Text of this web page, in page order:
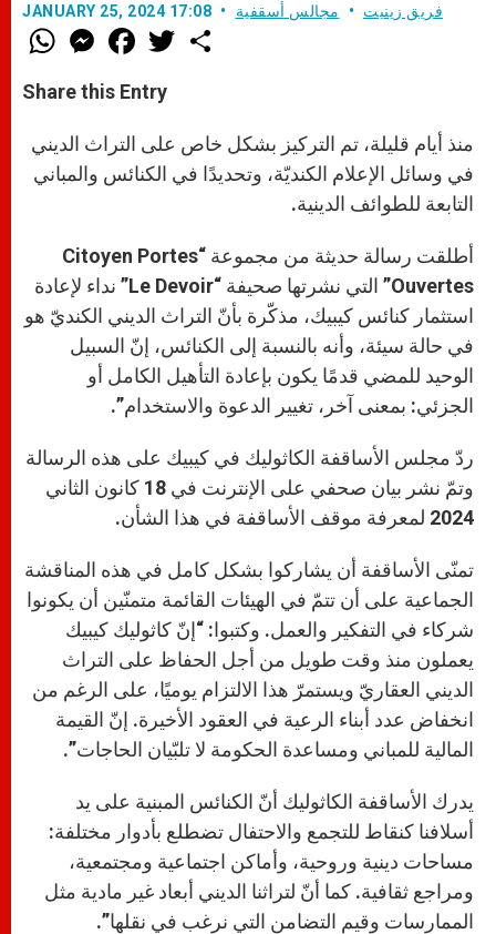
JANUARY 25, 2024 17:08 فريق زينيت مجالس أسقفية
W
h
t
s
p
p
M
e
s
e
g
e
r
F
a
e
b
k
w
Share this Entry
منذ أيام قليلة، تم التركيز بشكل خاص على التراث الديني
في وسائل الإعلام الكنديّة، وتحديدًا في الكنائس والمباني
التابعة للطوائف الدينية.
أطلقت رسالة حديثة من مجموعة “Citoyen Portes
Ouvertes” التي نشرتها صحيفة “Le Devoir” نداء لإعادة
استثمار كنائس كيبيك، مذكّرة بأنّ التراث الديني الكنديّ هو
في حالة سيئة، وأنه بالنسبة إلى الكنائس، إنّ السبيل
الوحيد للمضي قدمًا يكون بإعادة التأهيل الكامل أو
الجزئي: بمعنى آخر، تغيير الدعوة والاستخدام”.
ردّ مجلس الأساقفة الكاثوليك في كيبيك على هذه الرسالة
وتمّ نشر بيان صحفي على الإنترنت في 18 كانون الثاني
2024 لمعرفة موقف الأساقفة في هذا الشأن.
تمنّى الأساقفة أن يشاركوا بشكل كامل في هذه المناقشة
الجماعية على أن تتمّ في الهيئات القائمة متمنّين أن يكونوا
شركاء في التفكير والعمل. وكتبوا: “إنّ كاثوليك كيبيك
يعملون منذ وقت طويل من أجل الحفاظ على التراث
الديني العقاريّ ويستمرّ هذا الالتزام يوميًا، على الرغم من
انخفاض عدد أبناء الرعية في العقود الأخيرة. إنّ القيمة
المالية للمباني ومساعدة الحكومة لا تلبّيان الحاجات”.
يدرك الأساقفة الكاثوليك أنّ الكنائس المبنية على يد
أسلافنا كنقاط للتجمع والاحتفال تضطلع بأدوار مختلفة:
مساحات دينية وروحية، وأماكن اجتماعية ومجتمعية،
ومراجع ثقافية. كما أنّ لتراثنا الديني أبعاد غير مادية مثل
الممارسات وقيم التضامن التي نرغب في نقلها”.